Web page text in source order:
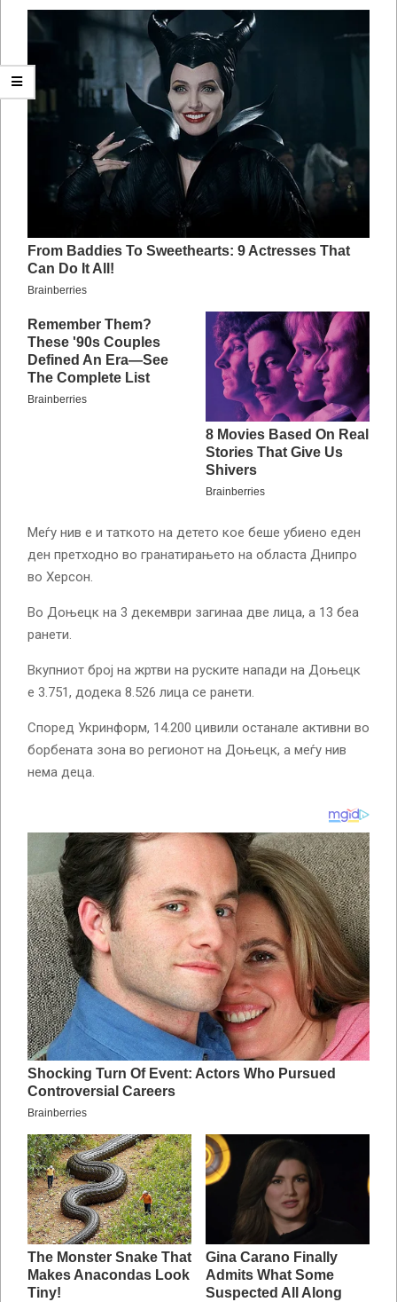
Меѓу нив е и таткото на детето кое беше убиено еден
ден претходно во гранатирањето на областа Днипро
во Херсон.
Во Доњецк на 3 декември загинаа две лица, а 13 беа
ранети.
Вкупниот број на жртви на руските напади на Доњецк
е 3.751, додека 8.526 лица се ранети.
Според Укринформ, 14.200 цивили останале активни во
борбената зона во регионот на Доњецк, а меѓу нив
нема деца.